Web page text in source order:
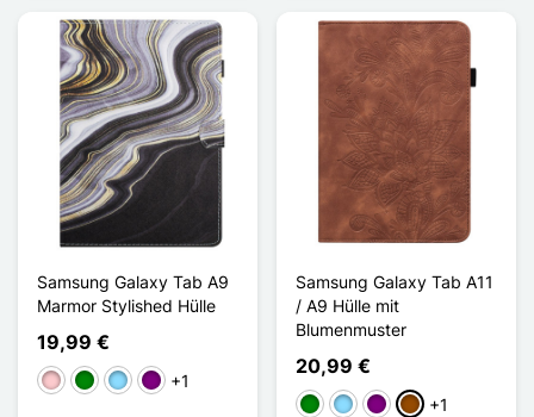
Samsung Galaxy Tab A9
Marmor Stylished Hülle
19,99 €
PinkGrünHellblauViolett
+1
Samsung Galaxy Tab A11
/ A9 Hülle mit
Blumenmuster
20,99 €
GrünHellblau
ViolettBraun
+1